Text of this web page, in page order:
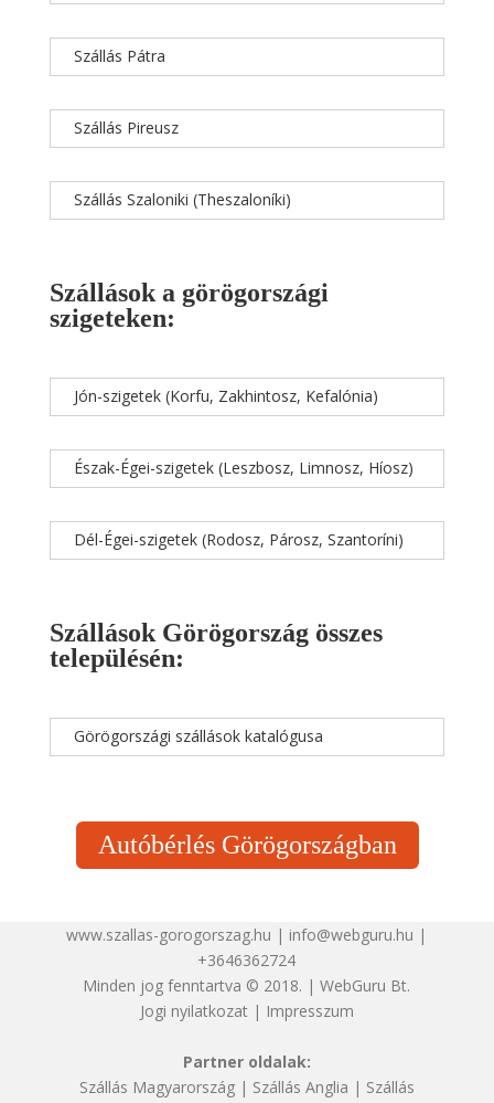
Szállás Pátra
Szállás Pireusz
Szállás Szaloniki (Theszaloníki)
Szállások a görögországi
szigeteken:
Jón-szigetek (Korfu, Zakhintosz, Kefalónia)
Észak-Égei-szigetek (Leszbosz, Limnosz, Híosz)
Dél-Égei-szigetek (Rodosz, Párosz, Szantoríni)
Szállások Görögország összes
településén:
Görögországi szállások katalógusa
Autóbérlés Görögországban
www.szallas-gorogorszag.hu | info@webguru.hu |
+3646362724
Minden jog fenntartva © 2018. | WebGuru Bt.
Jogi nyilatkozat| Impresszum
Partner oldalak:
Szállás Magyarország| Szállás Anglia | Szállás